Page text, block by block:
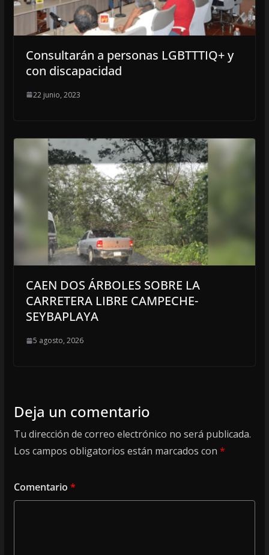
Consultarán a personas LGBTTTIQ+ y
con discapacidad
22 junio, 2023
CAEN DOS ÁRBOLES SOBRE LA
CARRETERA LIBRE CAMPECHE-
SEYBAPLAYA
5 agosto, 2026
Deja un comentario
Tu dirección de correo electrónico no será publicada.
Los campos obligatorios están marcados con *
Comentario *